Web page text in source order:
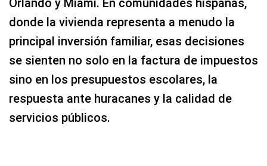
donde la vivienda representa a menudo la
principal inversión familiar, esas decisiones
se sienten no solo en la factura de impuestos
sino en los presupuestos escolares, la
respuesta ante huracanes y la calidad de
servicios públicos.